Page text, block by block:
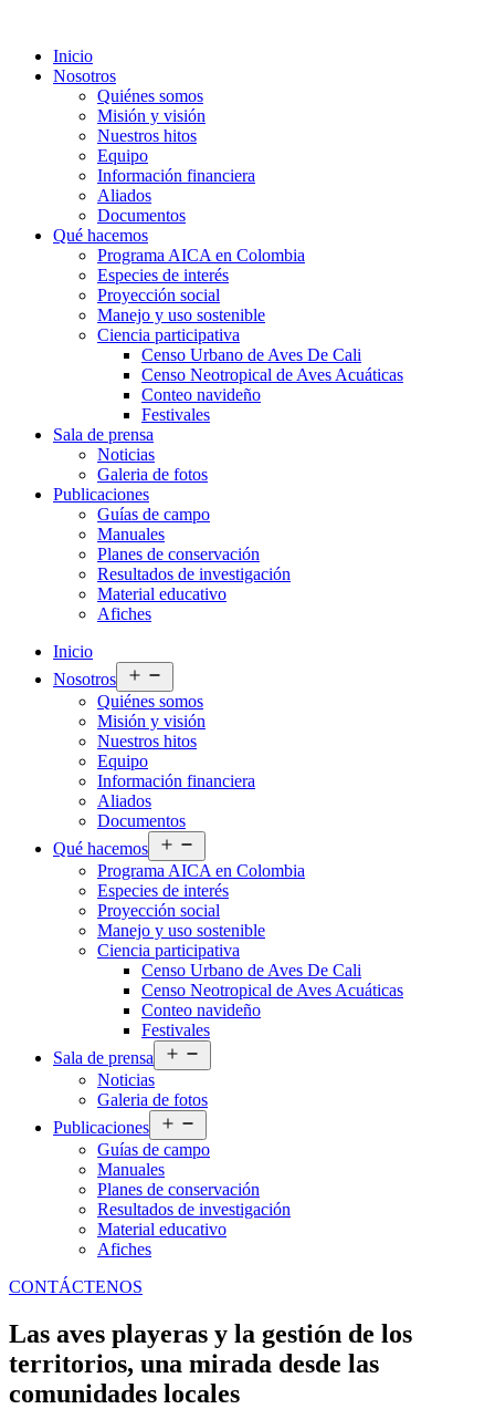
Inicio
Nosotros
Quiénes somos
Misión y visión
Nuestros hitos
Equipo
Información financiera
Aliados
Documentos
Qué hacemos
Programa AICA en Colombia
Especies de interés
Proyección social
Manejo y uso sostenible
Ciencia participativa
Censo Urbano de Aves De Cali
Censo Neotropical de Aves Acuáticas
Conteo navideño
Festivales
Sala de prensa
Noticias
Galeria de fotos
Publicaciones
Guías de campo
Manuales
Planes de conservación
Resultados de investigación
Material educativo
Afiches
Inicio
Nosotros
el
menú
Quiénes somos
Misión y visión
Nuestros hitos
Equipo
Información financiera
Aliados
Documentos
Qué hacemos
el
menú
Programa AICA en Colombia
Especies de interés
Proyección social
Manejo y uso sostenible
Ciencia participativa
Censo Urbano de Aves De Cali
Censo Neotropical de Aves Acuáticas
Conteo navideño
Festivales
Sala de prensa
el
Noticias
Galeria de fotos
Publicaciones
el
menú
Guías de campo
Manuales
Planes de conservación
Resultados de investigación
Material educativo
Afiches
CONTÁCTENOS
Las aves playeras y la gestión de los
territorios, una mirada desde las
comunidades locales